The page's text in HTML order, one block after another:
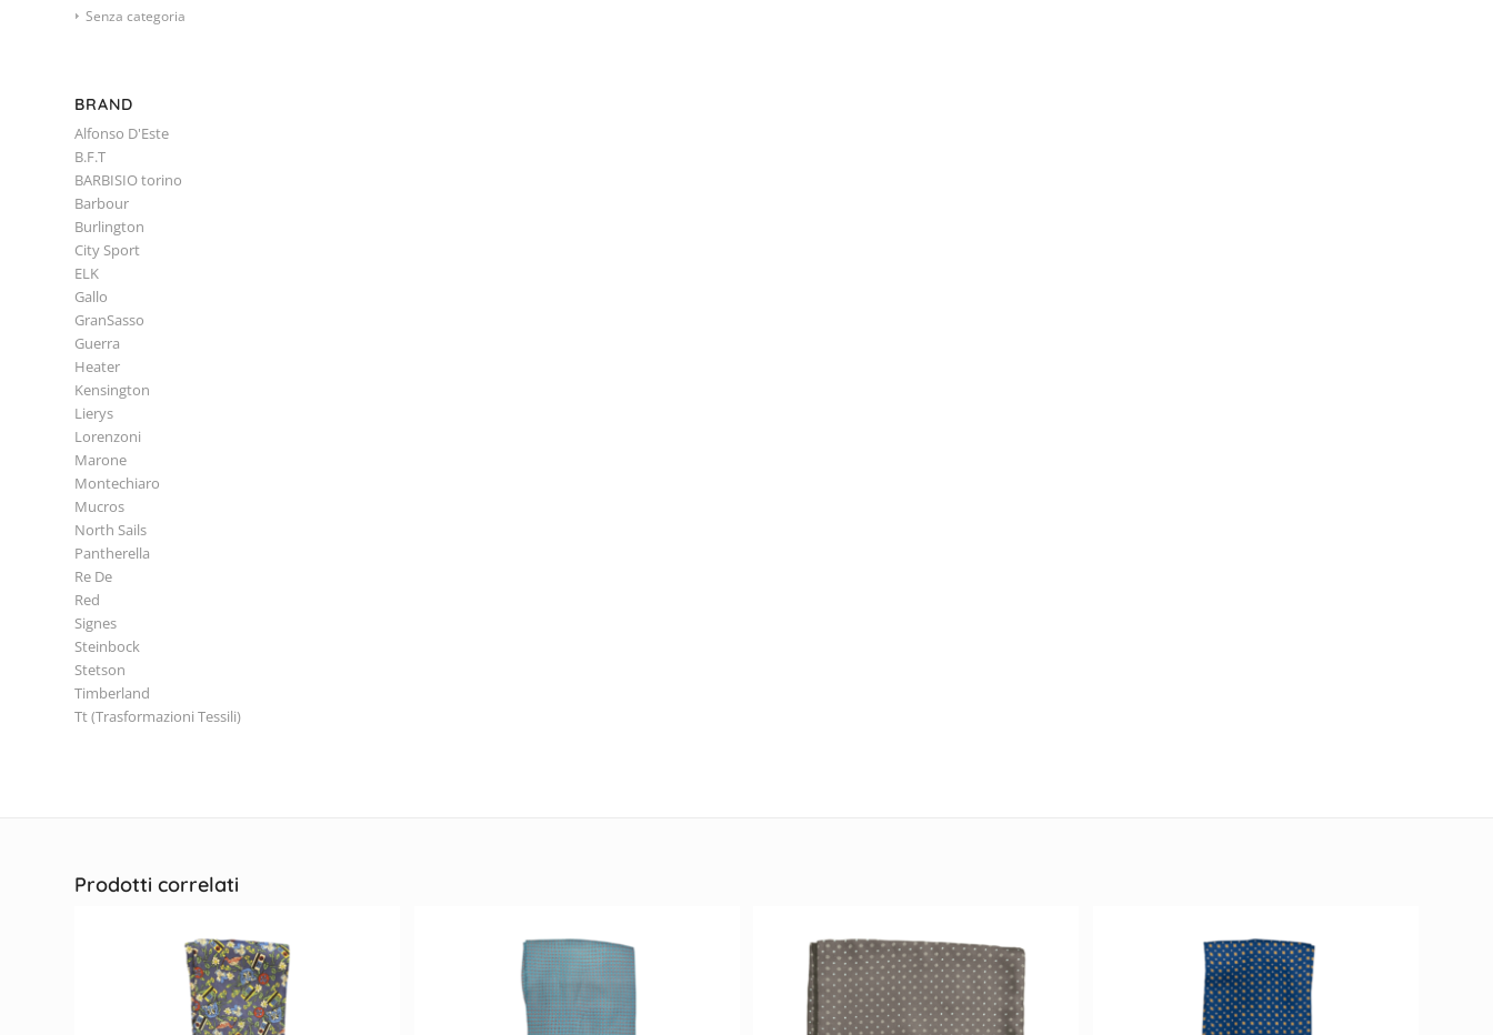
Senza categoria
BRAND
Alfonso D'Este
B.F.T
BARBISIO torino
Barbour
Burlington
City Sport
ELK
Gallo
GranSasso
Guerra
Heater
Kensington
Lierys
Lorenzoni
Marone
Montechiaro
Mucros
North Sails
Pantherella
Re De
Red
Signes
Steinbock
Stetson
Timberland
Tt (Trasformazioni Tessili)
Prodotti correlati